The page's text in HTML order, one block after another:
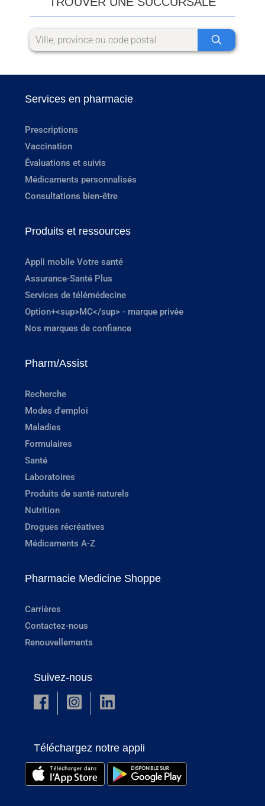
Services en pharmacie
Prescriptions
Vaccination
Évaluations et suivis
Médicaments personnalisés
Consultations bien-être
Produits et ressources
Appli mobile Votre santé
Assurance-Santé Plus
Services de télémédecine
Option+<sup>MC</sup> - marque privée
Nos marques de confiance
Pharm/Assist
Recherche
Modes d'emploi
Maladies
Formulaires
Santé
Laboratoires
Produits de santé naturels
Nutrition
Drogues récréatives
Médicaments A-Z
Pharmacie Medicine Shoppe
Carrières
Contactez-nous
Renouvellements
Suivez-nous
Téléchargez notre appli